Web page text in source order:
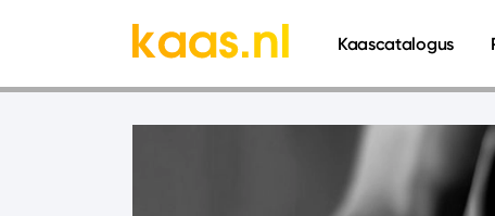
Kaascatalogus